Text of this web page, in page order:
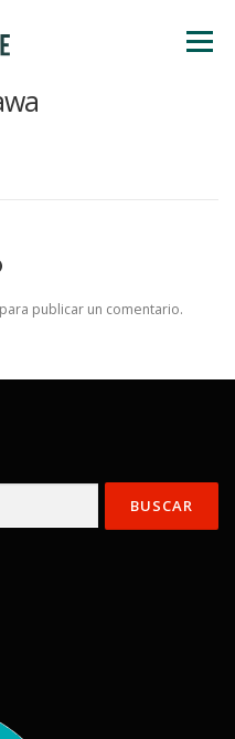
Menú
para publicar un comentario.